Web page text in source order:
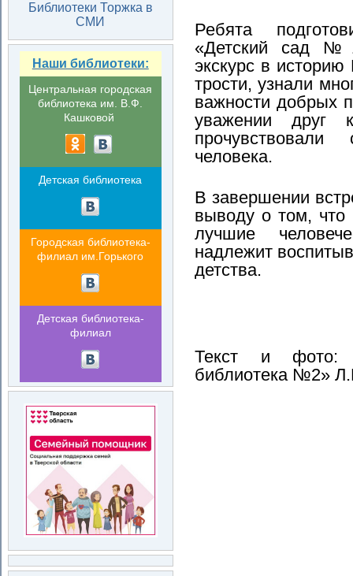
Библиотеки Торжка в
СМИ
Наши библиотеки:
Центральная городская
библиотека им. В.Ф.
Кашковой
Детская библиотека
Городская библиотека-
филиал им.Горького
Детская библиотека-
филиал
Ребята
«Детский сад
экскурс в
трости, узнали
важности добрых
уважении друг
человека.
В завершении
выводу о том, что
лучшие
надлежит
детства.
Текст и фото:
библиотека №2»